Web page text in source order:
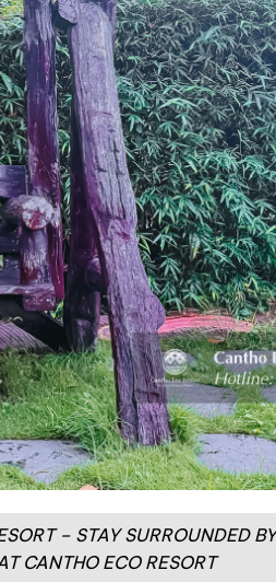
– STAY SURROUNDED
CANTHO ECO RESORT